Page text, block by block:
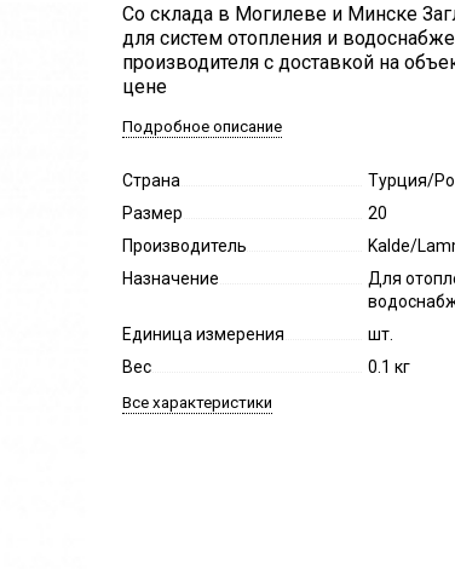
Со склада в Могилеве и Минске
для систем отопления и
производителя с доставкой на
цене
Подробное описание
Страна
Турция/
Размер
20
Производитель
Kalde/
Назначение
Для
Единица измерения
шт.
Вес
0.1 кг
Все характеристики